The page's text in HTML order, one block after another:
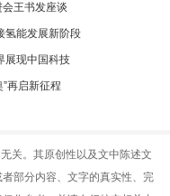
王书发座谈
氢能发展新阶段
展现中国科技
再启新征程
关。其原创性以及文中陈述文
部分内容、文字的真实性、完